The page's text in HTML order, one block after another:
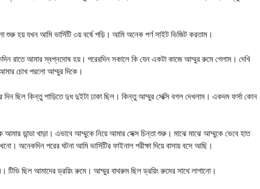
শুরু হয় যখন আমি ভার্সিটি ৩য় বর্ষে পড়ি। আমি অনেক পর্ণ সাইট ভিজিট করতাম।
রাতে আমার স্বপ্নদোষ হয়। পরেরদিন সকালে কি যেন একটা কাজে আম্মুর রুমে গেলাম। দেখি
চোখ পরলো আম্মুর দিকে।
দিন ছিল কিন্তু শাড়িতে দুধ দুইটা ঢাকা ছিল। কিন্তু আম্মুর সেক্সি বগল দেখলাম। একদম ফর্সা কোন
ডান্ডা খাড়া। এভাবে আম্মুকে নিয়ে আমার সেক্স চিন্তা শুরু। মাঝে মাঝে আম্মুকে ভেবে হাত
অনেকদিন পরের ঘটনা আমি ভার্সিটির ফাইনাল পরীক্ষা দিয়ে বাসায় বসে আছি।
টিভি ছিল আমাদের ড্রয়িং রুমে। আম্মুর বাথরুম ছিল ড্রয়িং রুমের সাথে লাগানো।